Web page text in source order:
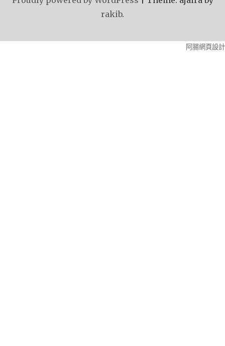
rakib.
阿腸網頁設計